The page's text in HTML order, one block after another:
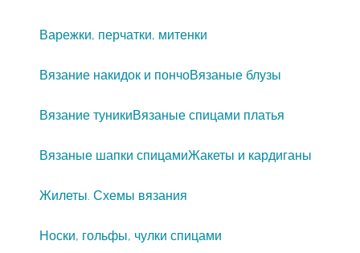
Варежки, перчатки, митенки
Вязание накидок и пончоВязаные блузы
Вязание туникиВязаные спицами платья
Вязаные шапки спицамиЖакеты и кардиганы
Жилеты. Схемы вязания
Носки, гольфы, чулки спицами